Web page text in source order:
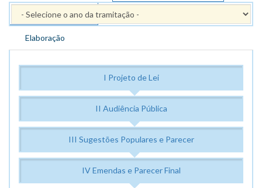
PPAG 2014 - 2017
Elaboração
I Projeto de Lei
II Audiência Pública
III Sugestões Populares e Parecer
IV Emendas e Parecer Final